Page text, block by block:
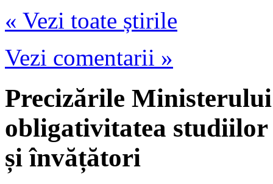
« Vezi toate știrile
Vezi comentarii »
Precizările
obligativitatea
și învățători